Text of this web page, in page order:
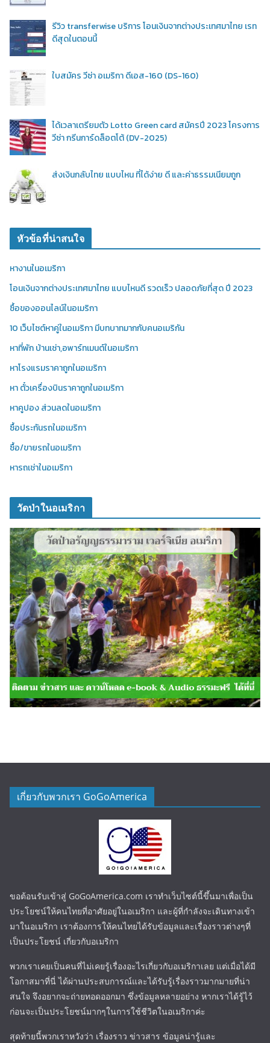
รีวิว transferwise บริการ โอนเงินจากต่างประเทศมาไทย เรท
ดีสุดในตอนนี้
ใบสมัคร วีซ่า อเมริกา ดีเอส-160 (DS-160)
ได้เวลาเตรียมตัว Lotto Green card สมัครปี 2023 โครงการ
วีซ่า กรีนการ์ดล็อตโต้ (DV-2025)
ส่งเงินกลับไทย แบบไหน ที่ได้ง่าย ดี และค่าธรรมเนียมถูก
หัวข้อที่น่าสนใจ
หางานในอเมริกา
โอนเงินจากต่างประเทศมาไทย แบบไหนดี รวดเร็ว ปลอดภัยที่สุด ปี 2023
ซื้อของออนไลน์ในอเมริกา
10 เว็บไซต์หาคู่ในอเมริกา มีบทบาทมากกับคนอเมริกัน
หาที่พัก บ้านเช่า,อพาร์ทเมนต์ในอเมริกา
หาโรงแรมราคาถูกในอเมริกา
หา ตั๋วเครื่องบินราคาถูกในอเมริกา
หาคูปอง ส่วนลดในอเมริกา
ซื้อประกันรถในอเมริกา
ซื้อ/ขายรถในอเมริกา
หารถเช่าในอเมริกา
วัดป่าในอเมริกา
เกี่ยวกับพวกเรา GoGoAmerica
ขอต้อนรับเข้าสู่ GoGoAmerica.com เราทำเว็บไซต์นี้ขึ้นมาเพื่อเป็น
ประโยชน์ให้คนไทยที่อาศัยอยู่ในอเมริกา และผู้ที่กำลังจะเดินทางเข้า
มาในอเมริกา เราต้องการให้คนไทยได้รับข้อมูลและเรื่องราวต่างๆที่
เป็นประโยชน์ เกี่ยวกับอเมริกา
พวกเราเคยเป็นคนที่ไม่เคยรู้เรื่องอะไรเกี่ยวกับอเมริกาเลย แต่เมื่อได้มี
โอกาสมาที่นี่ ได้ผ่านประสบการณ์และได้รับรู้เรื่องราวมากมายที่น่า
สนใจ จึงอยากจะถ่ายทอดออกมา ซึ่งข้อมูลหลายอย่าง หากเราได้รู้ไว้
ก่อนจะเป็นประโยชน์มากๆในการใช้ชีวิตในอเมริกาค่ะ
สุดท้ายนี้พวกเราหวังว่า เรื่องราว ข่าวสาร ข้อมูลน่ารู้และ